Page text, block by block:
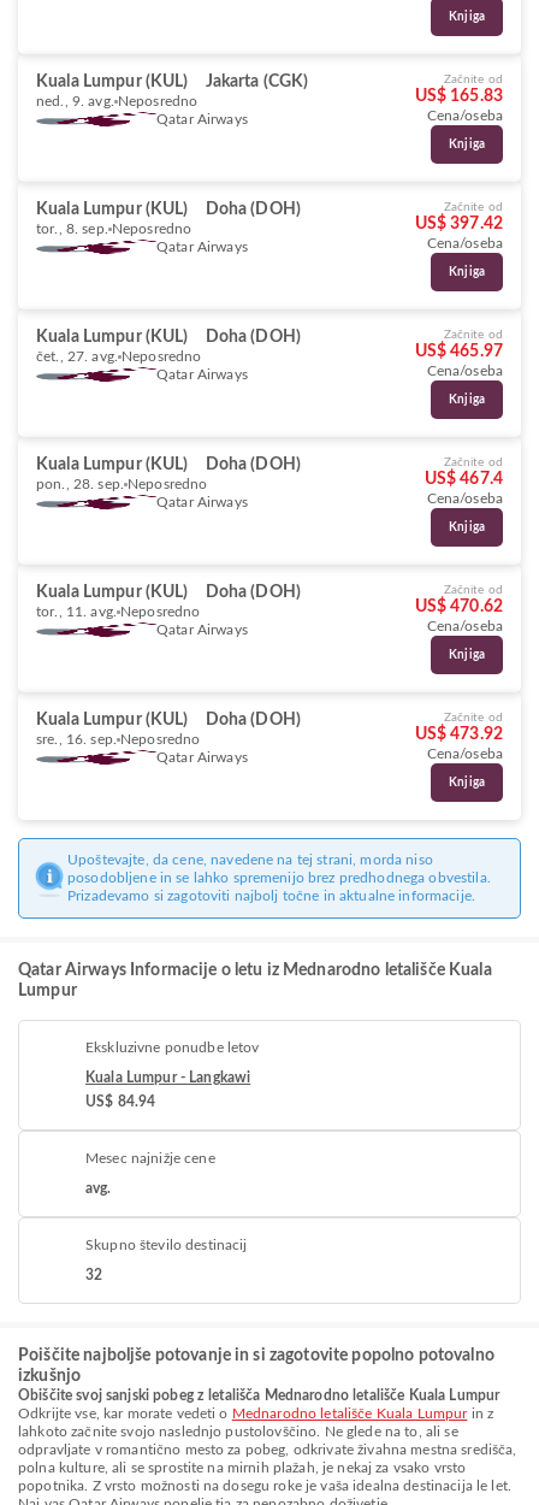
Knjiga
Kuala Lumpur (KUL) Jakarta (CGK)
ned., 9. avg. Neposredno
Qatar Airways
Začnite od
US$ 165.83
Cena/oseba
Knjiga
Kuala Lumpur (KUL) Doha (DOH)
tor., 8. sep. Neposredno
Qatar Airways
Začnite od
US$ 397.42
Cena/oseba
Knjiga
Kuala Lumpur (KUL) Doha (DOH)
čet., 27. avg. Neposredno
Qatar Airways
Začnite od
US$ 465.97
Cena/oseba
Knjiga
Kuala Lumpur (KUL) Doha (DOH)
pon., 28. sep. Neposredno
Qatar Airways
Začnite od
US$ 467.4
Cena/oseba
Knjiga
Kuala Lumpur (KUL) Doha (DOH)
tor., 11. avg. Neposredno
Qatar Airways
Začnite od
US$ 470.62
Cena/oseba
Knjiga
Kuala Lumpur (KUL) Doha (DOH)
sre., 16. sep. Neposredno
Qatar Airways
Začnite od
US$ 473.92
Cena/oseba
Knjiga
Upoštevajte, da cene, navedene na tej strani, morda niso
posodobljene in se lahko spremenijo brez predhodnega obvestila.
Prizadevamo si zagotoviti najbolj točne in aktualne informacije.
Qatar Airways Informacije o letu iz Mednarodno letališče Kuala
Lumpur
Ekskluzivne ponudbe letov
Kuala Lumpur - Langkawi
US$ 84.94
Mesec najnižje cene
avg.
Skupno število destinacij
32
Poiščite najboljše potovanje in si zagotovite popolno potovalno
izkušnjo
Obiščite svoj sanjski pobeg z letališča Mednarodno letališče Kuala Lumpur
Odkrijte vse, kar morate vedeti o Mednarodno letališče Kuala Lumpurin z
lahkoto začnite svojo naslednjo pustolovščino. Ne glede na to, ali se
odpravljate v romantično mesto za pobeg, odkrivate živahna mestna središča,
polna kulture, ali se sprostite na mirnih plažah, je nekaj za vsako vrsto
popotnika. Z vrsto možnosti na dosegu roke je vaša idealna destinacija le let.